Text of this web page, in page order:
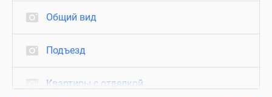
Общий вид
Подъезд
Квартиры с отделкой